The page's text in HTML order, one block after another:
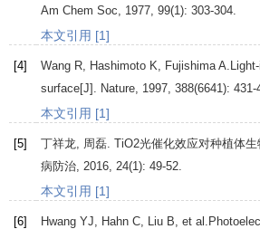
Am Chem Soc
1977 99(1): 303-304.
本文引用 [1]
[4] Wang R Hashimoto K Fujishima A
surface[J].
Nature 1997 388(6641): 431-
本文引用 [1]
[5] 丁祥龙 周磊 . TiO2光催化效应对种植体
病防治 2016 24(1): 49-52.
本文引用 [1]
[6] Hwang YJ Hahn C Liu B , et